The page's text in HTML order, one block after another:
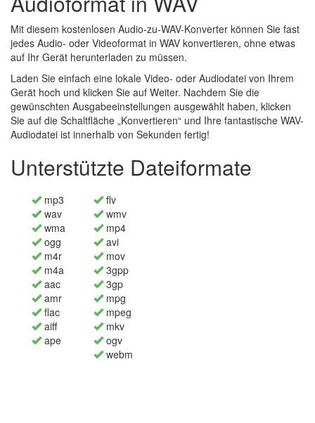
Mit diesem kostenlosen Audio-zu-WAV-Konverter können Sie fast
jedes Audio- oder Videoformat in WAV konvertieren, ohne etwas
auf Ihr Gerät herunterladen zu müssen.
Laden Sie einfach eine lokale Video- oder Audiodatei von Ihrem
Gerät hoch und klicken Sie auf Weiter. Nachdem Sie die
gewünschten Ausgabeeinstellungen ausgewählt haben, klicken
Sie auf die Schaltfläche „Konvertieren“ und Ihre fantastische WAV-
Audiodatei ist innerhalb von Sekunden fertig!
Unterstützte Dateiformate
mp3
wav
wma
ogg
m4r
m4a
aac
amr
flac
aiff
ape
flv
wmv
mp4
avi
mov
3gpp
3gp
mpg
mpeg
mkv
ogv
webm